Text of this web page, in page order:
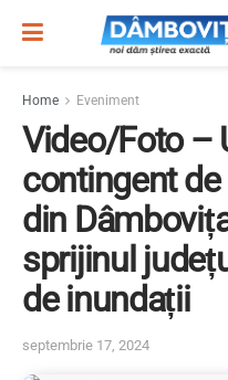
Home Eveniment
Video/Foto –
contingent
din
sprijinul
de inundații
septembrie 17, 2024